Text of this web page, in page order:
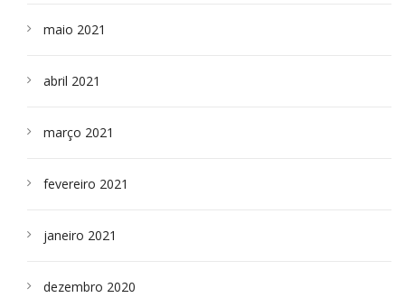
maio 2021
abril 2021
março 2021
fevereiro 2021
janeiro 2021
dezembro 2020